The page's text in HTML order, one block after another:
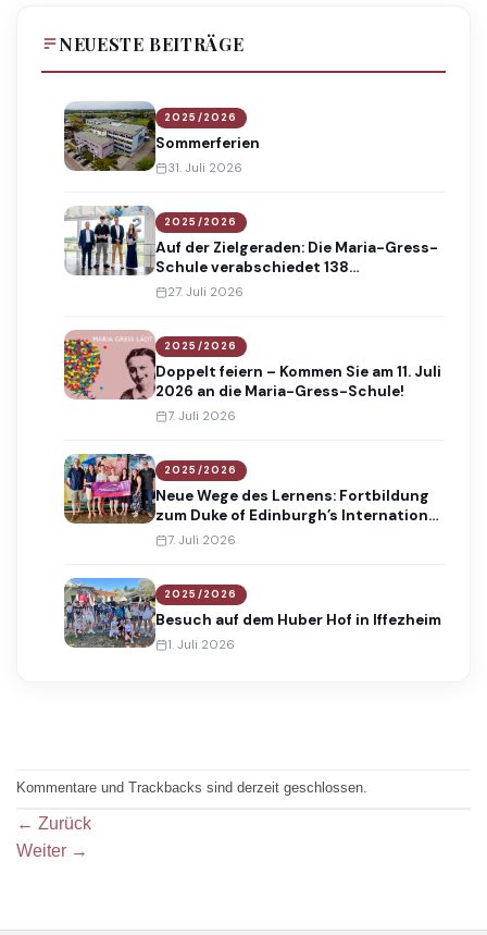
NEUESTE BEITRÄGE
2025/2026
Sommerferien
31. Juli 2026
2025/2026
Auf der Zielgeraden: Die Maria-Gress-
Schule verabschiedet 138
Absolventinnen und Absolventen
27. Juli 2026
2025/2026
Doppelt feiern – Kommen Sie am 11. Juli
2026 an die Maria-Gress-Schule!
7. Juli 2026
2025/2026
Neue Wege des Lernens: Fortbildung
zum Duke of Edinburgh’s International
Award
7. Juli 2026
2025/2026
Besuch auf dem Huber Hof in Iffezheim
1. Juli 2026
Kommentare und Trackbacks sind derzeit geschlossen.
← Zurück
Weiter →